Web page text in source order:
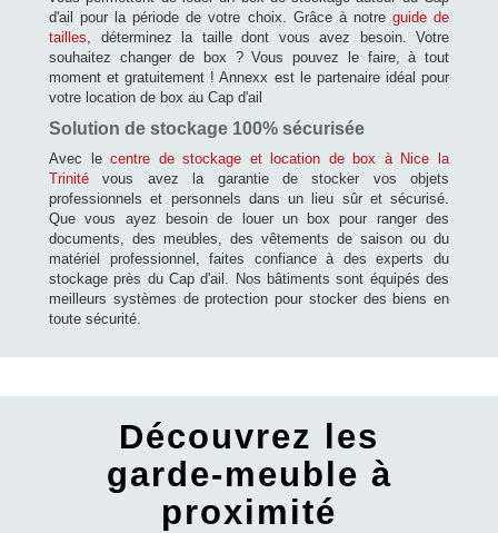
d'ail pour la période de votre choix. Grâce à notre guide de
tailles , déterminez la taille dont vous avez besoin. Votre
souhaitez changer de box ? Vous pouvez le faire, à tout
moment et gratuitement ! Annexx est le partenaire idéal pour
votre location de box au Cap d'ail
Solution de stockage 100% sécurisée
Avec lecentre de stockage et location de box à Nice la
Trinité vous avez la garantie de stocker vos objets
professionnels et personnels dans un lieu sûr et sécurisé.
Que vous ayez besoin de louer un box pour ranger des
documents, des meubles, des vêtements de saison ou du
matériel professionnel, faites confiance à des experts du
stockage près du Cap d'ail. Nos bâtiments sont équipés des
meilleurs systèmes de protection pour stocker des biens en
toute sécurité.
Découvrez les
garde-meuble à
proximité